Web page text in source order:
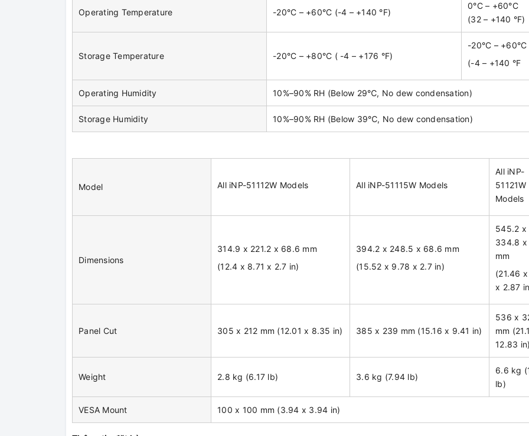
Operating Temperature -20°C – +60°C (-4 – +140 °F)
0°C – +60°C
(32 – +140 °F)
Storage Temperature -20°C – +80°C ( -4 – +176 °F)
-20°C – +60°C
(-4 – +140 °F
Operating Humidity 10%–90% RH (Below 29℃, No dew condensation)
Storage Humidity 10%–90% RH (Below 39℃, No dew condensation)
Model All iNP-51112W Models All iNP-51115W Models
All iNP-
51121W
Models
Dimensions
314.9 x 221.2 x 68.6 mm
(12.4 x 8.71 x 2.7 in)
394.2 x 248.5 x 68.6 mm
(15.52 x 9.78 x 2.7 in)
545.2 x
334.8 x
mm
(21.46 x
x 2.87
Panel Cut 305 x 212 mm (12.01 x 8.35 in) 385 x 239 mm (15.16 x 9.41 in)
536 x
mm
12.83 in)
Weight 2.8 kg (6.17 lb) 3.6 kg (7.94 lb)
6.6 kg
lb)
VESA Mount 100 x 100 mm (3.94 x 3.94 in)